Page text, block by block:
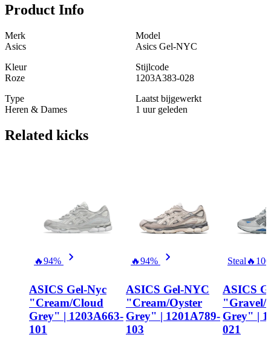
Product Info
Merk
Asics
Model
Asics Gel-NYC
Kleur
Roze
Stijlcode
1203A383-028
Type
Heren & Dames
Laatst bijgewerkt
1 uur geleden
Related kicks
🔥94%
ASICS Gel-Nyc
"Cream/Cloud
Grey" | 1203A663-
101
🔥94%
ASICS Gel-NYC
"Cream/Oyster
Grey" | 1201A789-
103
Steal🔥
ASICS
"Gravel/
Grey" |
021